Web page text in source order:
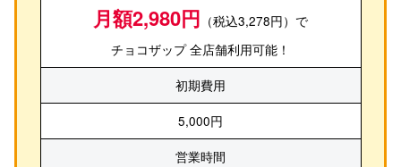
月額2,980円 （税込3,278円）で
チョコザップ 全店舗利用可能！
初期費用
5,000円
営業時間